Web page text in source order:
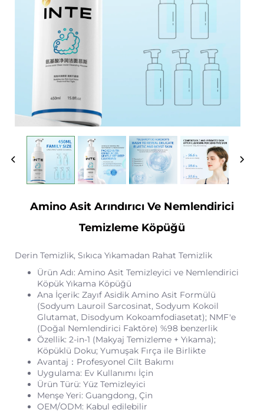
Amino Asit Arındırıcı Ve Nemlendirici
Temizleme Köpüğü
Derin Temizlik, Sıkıca Yıkamadan Rahat Temizlik
Ürün Adı: Amino Asit Temizleyici ve Nemlendirici
Köpük Yıkama Köpüğü
Ana İçerik: Zayıf Asidik Amino Asit Formülü
(Sodyum Lauroil Sarcosinat, Sodyum Kokoil
Glutamat, Disodyum Kokoamfodiasetat); NMF'e
(Doğal Nemlendirici Faktöre) %98 benzerlik
Özellik: 2-in-1 (Makyaj Temizleme + Yıkama);
Köpüklü Doku; Yumuşak Fırça ile Birlikte
Avantaj：Profesyonel Cilt Bakımı
Uygulama: Ev Kullanımı İçin
Ürün Türü: Yüz Temizleyici
Menşe Yeri: Guangdong, Çin
OEM/ODM: Kabul edilebilir